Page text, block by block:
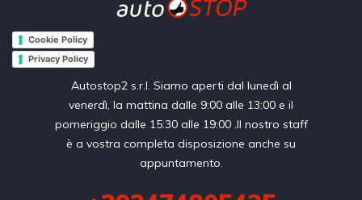
Cookie Policy
Privacy Policy
Autostop2 s.r.l. Siamo aperti dal lunedì al
venerdì, la mattina dalle 9:00 alle 13:00 e il
pomeriggio dalle 15:30 alle 19:00 .Il nostro staff
è a vostra completa disposizione anche su
appuntamento.